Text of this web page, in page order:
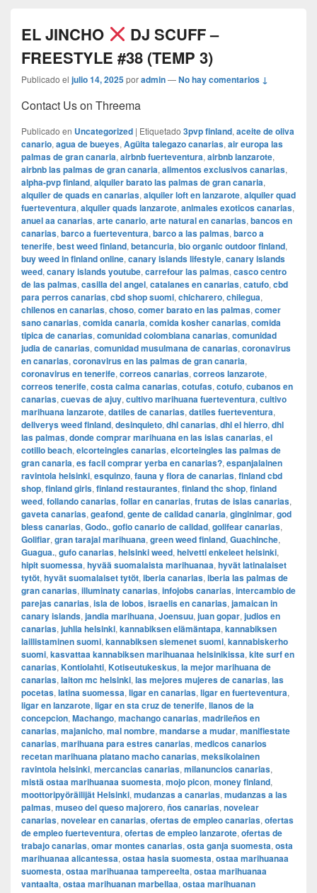
EL JINCHO
DJ SCUFF –
FREESTYLE #38 (TEMP 3)
Publicado el julio 14, 2025poradmin—No hay comentarios ↓
Contact Us on Threema
Publicado en Uncategorized | Etiquetado 3pvp finland, aceite de oliva
canario, agua de bueyes, Agüita talegazo canarias, air europa las
palmas de gran canaria, airbnb fuerteventura, airbnb lanzarote,
airbnb las palmas de gran canaria, alimentos exclusivos canarias,
alpha-pvp finland, alquiler barato las palmas de gran canaria,
alquiler de quads en canarias, alquiler loft en lanzarote, alquiler quad
fuerteventura, alquiler quads lanzarote, animales exoticos canarias,
anuel aa canarias, arte canario, arte natural en canarias, bancos en
canarias, barco a fuerteventura, barco a las palmas, barco a
tenerife, best weed finland, betancuria, bio organic outdoor finland,
buy weed in finland online, canary islands lifestyle, canary islands
weed, canary islands youtube, carrefour las palmas, casco centro
de las palmas, casilla del angel, catalanes en canarias, catufo, cbd
para perros canarias, cbd shop suomi, chicharero, chilegua,
chilenos en canarias, choso, comer barato en las palmas, comer
sano canarias, comida canaria, comida kosher canarias, comida
tipica de canarias, comunidad colombiana canarias, comunidad
judia de canarias, comunidad musulmana de canarias, coronavirus
en canarias, coronavirus en las palmas de gran canaria,
coronavirus en tenerife, correos canarias, correos lanzarote,
correos tenerife, costa calma canarias, cotufas, cotufo, cubanos en
canarias, cuevas de ajuy, cultivo marihuana fuerteventura, cultivo
marihuana lanzarote, datiles de canarias, datiles fuerteventura,
deliverys weed finland, desinquieto, dhl canarias, dhl el hierro, dhl
las palmas, donde comprar marihuana en las islas canarias, el
cotillo beach, elcorteingles canarias, elcorteingles las palmas de
gran canaria, es facil comprar yerba en canarias?, espanjalainen
ravintola helsinki, esquinzo, fauna y flora de canarias, finland cbd
shop, finland girls, finland restaurantes, finland thc shop, finland
weed, follando canarias, follar en canarias, frutas de islas canarias,
gaveta canarias, geafond, gente de calidad canaria, ginginimar, god
bless canarias, Godo., gofio canario de calidad, golifear canarias,
Golifiar, gran tarajal marihuana, green weed finland, Guachinche,
Guagua., gufo canarias, helsinki weed, helvetti enkeleet helsinki,
hipit suomessa, hyvää suomalaista marihuanaa, hyvät latinalaiset
tytöt, hyvät suomalaiset tytöt, iberia canarias, iberia las palmas de
gran canarias, illuminaty canarias, infojobs canarias, intercambio de
parejas canarias, isla de lobos, israelis en canarias, jamaican in
canary islands, jandia marihuana, Joensuu, juan gopar, judios en
canarias, juhlia helsinki, kannabiksen elämäntapa, kannabiksen
laillistaminen suomi, kannabiksen siemenet suomi, kannabiskerho
suomi, kasvattaa kannabiksen marihuanaa helsinikissa, kite surf en
canarias, Kontiolahti, Kotiseutukeskus, la mejor marihuana de
canarias, laiton mc helsinki, las mejores mujeres de canarias, las
pocetas, latina suomessa, ligar en canarias, ligar en fuerteventura,
ligar en lanzarote, ligar en sta cruz de tenerife, llanos de la
concepcion, Machango, machango canarias, madrileños en
canarias, majanicho, mal nombre, mandarse a mudar, manifiestate
canarias, marihuana para estres canarias, medicos canarios
recetan marihuana platano macho canarias, meksikolainen
ravintola helsinki, mercancias canarias, milanuncios canarias,
mistä ostaa marihuanaa suomesta, mojo picon, money finland,
moottoripyöräilijät Helsinki, mudanzas a canarias, mudanzas a las
palmas, museo del queso majorero, ños canarias, novelear
canarias, novelear en canarias, ofertas de empleo canarias, ofertas
de empleo fuerteventura, ofertas de empleo lanzarote, ofertas de
trabajo canarias, omar montes canarias, osta ganja suomesta, osta
marihuanaa alicantessa, ostaa hasia suomesta, ostaa marihuanaa
suomesta, ostaa marihuanaa tampereelta, ostaa marihuanaa
vantaalta, ostaa marihuanan marbellaa, ostaa marihuanan